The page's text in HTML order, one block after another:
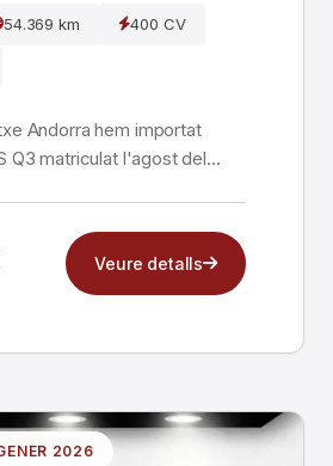
54.369 km 400 CV
Andorra hem importat
Q3 matriculat l'agost del
Veure detalls
2026